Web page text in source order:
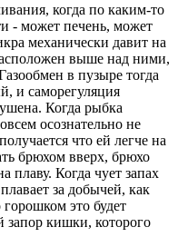
когда по каким-то
- может печень, может
механически давит на
выше над ними,
в пузыре тогда
и саморегуляция
Когда рыбка
осознательно не
что ей легче на
брюхом вверх, брюхо
плаву. Когда чует запах
за добычей, как
это будет
запор кишки, которого